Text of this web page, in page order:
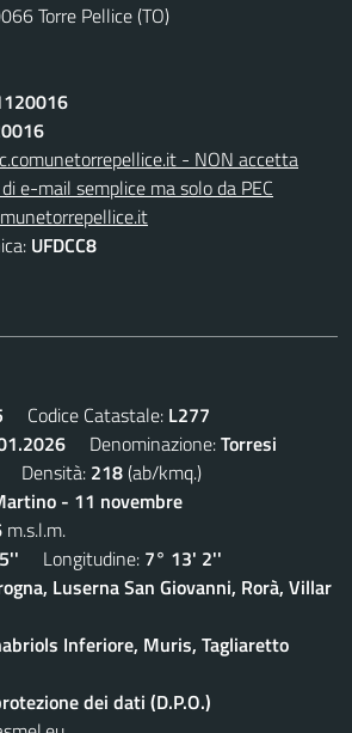
Torre Pellice (TO)
- NON accetta
e-mail semplice ma solo da PEC
UFDCC8
Codice Catastale: L277
Denominazione:Torresi
Densità: 218(ab/kmq.)
- 11 novembre
m.s.l.m.
Longitudine: 7° 13' 2''
Luserna San Giovanni, Rorà, Villar
Inferiore, Muris, Tagliaretto
dei dati (D.P.O.)